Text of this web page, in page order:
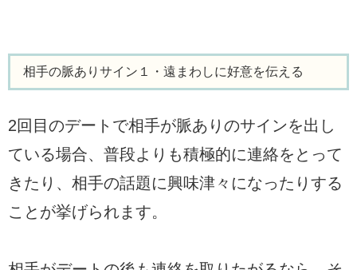
相手の脈ありサイン１・遠まわしに好意を伝える
2回目のデートで相手が脈ありのサインを出し
ている場合、普段よりも積極的に連絡をとって
きたり、相手の話題に興味津々になったりする
ことが挙げられます。